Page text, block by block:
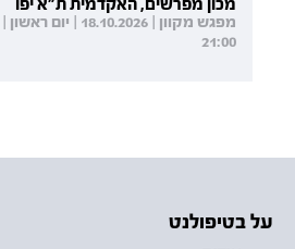
מכון מפרשים, האקדמית ת"א יפו
21:00
על בטיפולנט